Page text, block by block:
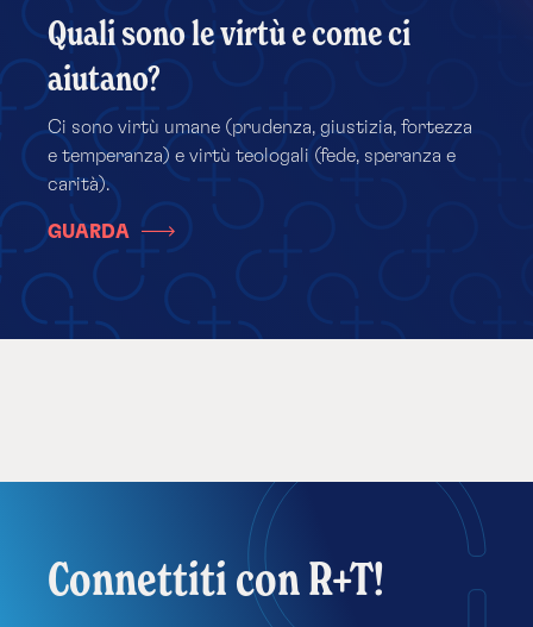
Quali sono le virtù e come ci
aiutano?
Ci sono virtù umane (prudenza, giustizia, fortezza
e temperanza) e virtù teologali (fede, speranza e
carità).
GUARDA
Connettiti con R+T!